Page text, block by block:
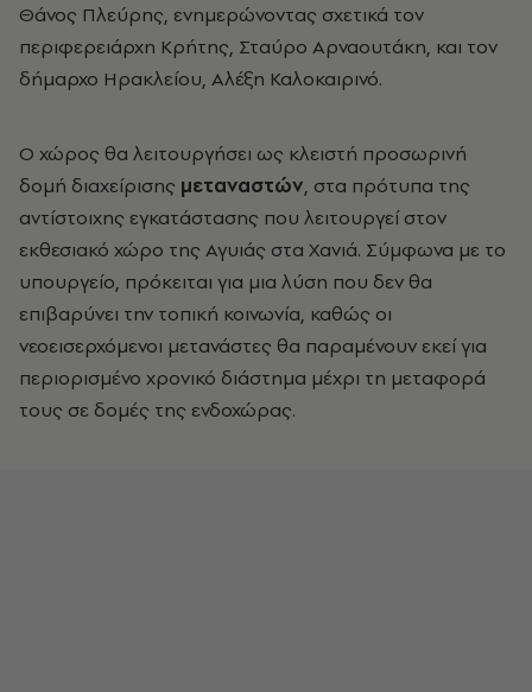
Θάνος Πλεύρης, ενημερώνοντας σχετικά τον
περιφερειάρχη Κρήτης, Σταύρο Αρναουτάκη, και τον
δήμαρχο Ηρακλείου, Αλέξη Καλοκαιρινό.
Ο χώρος θα λειτουργήσει ως κλειστή προσωρινή
δομή διαχείρισης μεταναστών, στα πρότυπα της
αντίστοιχης εγκατάστασης που λειτουργεί στον
εκθεσιακό χώρο της Αγυιάς στα Χανιά. Σύμφωνα με το
υπουργείο, πρόκειται για μια λύση που δεν θα
επιβαρύνει την τοπική κοινωνία, καθώς οι
νεοεισερχόμενοι μετανάστες θα παραμένουν εκεί για
περιορισμένο χρονικό διάστημα μέχρι τη μεταφορά
τους σε δομές της ενδοχώρας.